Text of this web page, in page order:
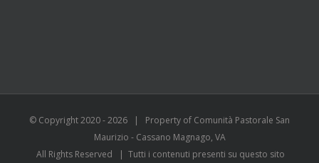
© Copyright 2020 -2026 | Property of Comunità Pastorale San
Maurizio - Cassano Magnago, VA
All Rights Reserved | Tutti i contenuti presenti su questo sito